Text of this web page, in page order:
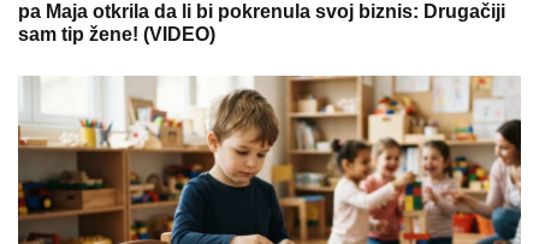
pa Maja otkrila da li bi pokrenula svoj biznis: Drugačiji
sam tip žene! (VIDEO)